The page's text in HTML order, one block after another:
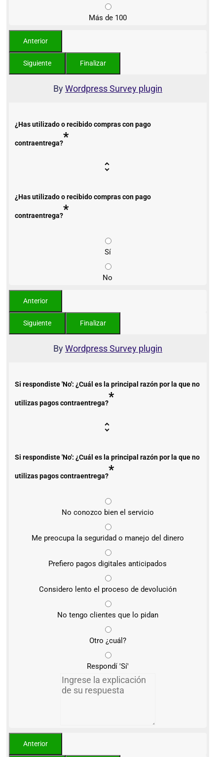
Más de 100
ByWordpress Survey plugin
¿Has utilizado o recibido compras con pago
contraentrega?*
¿Has utilizado o recibido compras con pago
contraentrega?*
Sí
No
ByWordpress Survey plugin
Si respondiste 'No': ¿Cuál es la principal razón por la que no
utilizas pagos contraentrega?*
Si respondiste 'No': ¿Cuál es la principal razón por la que no
utilizas pagos contraentrega?*
No conozco bien el servicio
Me preocupa la seguridad o manejo del dinero
Prefiero pagos digitales anticipados
Considero lento el proceso de devolución
No tengo clientes que lo pidan
Otro ¿cuál?
Respondí 'Sí'